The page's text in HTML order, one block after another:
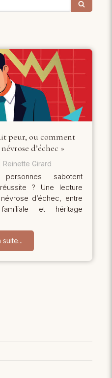
peur, ou comment
d’échec »
Reinette Girard
sabotent
? Une lecture
d’échec, entre
et héritage
suite...